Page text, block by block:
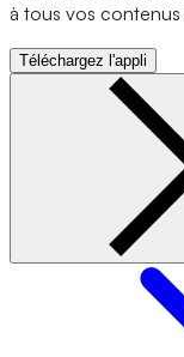
à tous vos
Téléchargez l'appli